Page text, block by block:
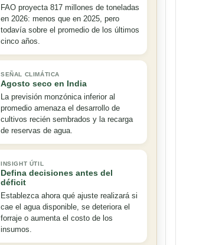
FAO proyecta 817 millones de toneladas
en 2026: menos que en 2025, pero
todavía sobre el promedio de los últimos
cinco años.
SEÑAL CLIMÁTICA
Agosto seco en India
La previsión monzónica inferior al
promedio amenaza el desarrollo de
cultivos recién sembrados y la recarga
de reservas de agua.
INSIGHT ÚTIL
Defina decisiones antes del
déficit
Establezca ahora qué ajuste realizará si
cae el agua disponible, se deteriora el
forraje o aumenta el costo de los
insumos.